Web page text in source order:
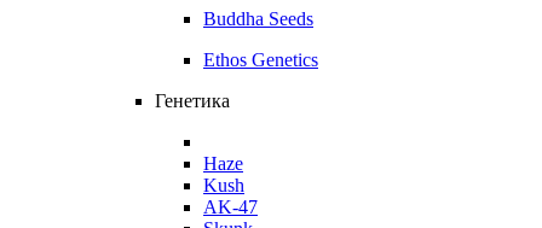
Buddha Seeds
Ethos Genetics
Генетика
Haze
Kush
AK-47